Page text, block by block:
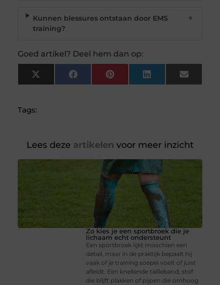
Kunnen blessures ontstaan door EMS
training?
▼
Goed artikel? Deel hem dan op:
X
(Twitter)
FacebookPinterest LinkedIn Email
Tags:
Lees deze artikelen voor meer inzicht
Zo kies je een sportbroek die je
lichaam echt ondersteunt
Een sportbroek lijkt misschien een
detail, maar in de praktijk bepaalt hij
vaak of je training soepel voelt of juist
afleidt. Een knellende tailleband, stof
die blijft plakken of pijpen die omhoog